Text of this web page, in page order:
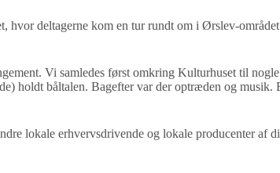
hvor deltagerne kom en tur rundt om i Ørslev-
Vi samledes først omkring Kulturhuset til
holdt båltalen. Bagefter var der optræden og musik.
lokale erhvervsdrivende og lokale producenter af